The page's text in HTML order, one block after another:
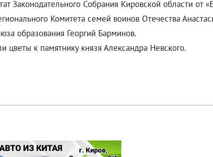
Законодательного Собрания Кировской области от
Комитета семей воинов Отечества
образования Георгий Барминов.
к памятнику князя Александра Невского.